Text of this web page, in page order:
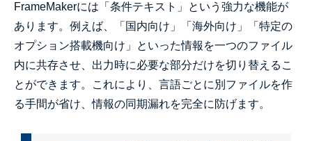
FrameMakerには「条件テキスト」という強力な機能が
あります。例えば、「国内向け」「海外向け」「特定の
オプション搭載機向け」といった情報を一つのファイル
内に共存させ、出力時に必要な部分だけを切り替えるこ
とができます。これにより、言語ごとに別ファイルを作
る手間が省け、情報の同期漏れを完全に防げます。